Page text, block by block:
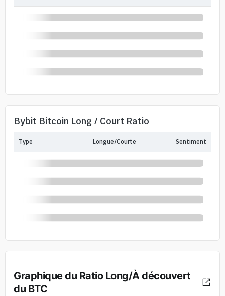
Bybit Bitcoin Long / Court Ratio
Type Longue/Courte Sentiment
Graphique du Ratio Long/À découvert
du BTC